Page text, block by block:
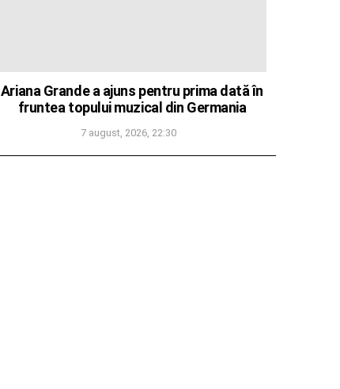
Ariana Grande a ajuns pentru prima dată în
fruntea topului muzical din Germania
7 august, 2026, 22:30